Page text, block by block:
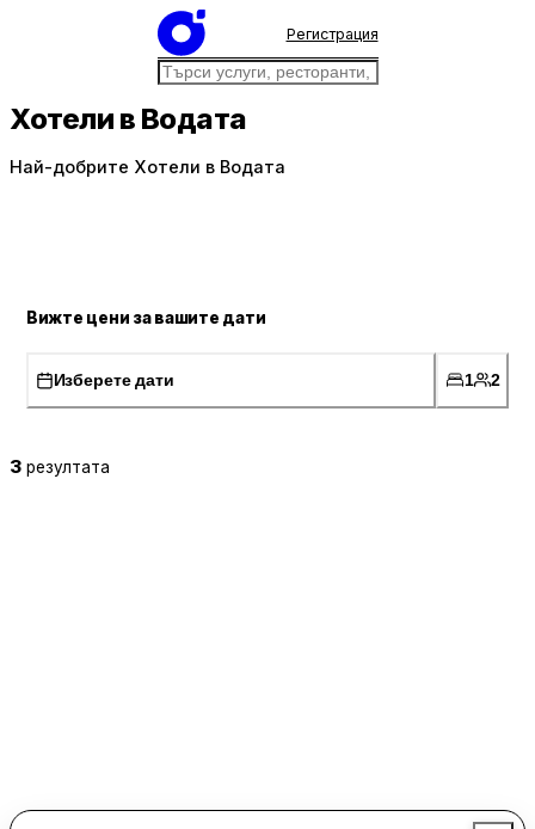
Регистрация
Хотели в Водата
Най-добрите Хотели в Водата
Вижте цени за вашите дати
Изберете дати 1 2
3 резултата